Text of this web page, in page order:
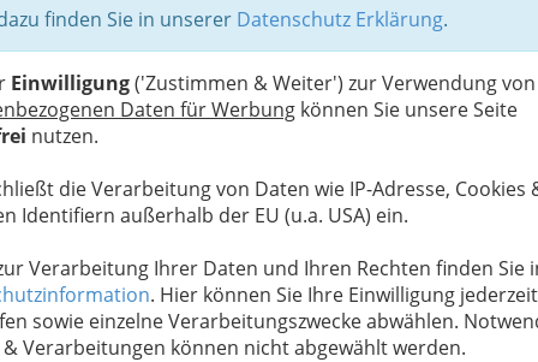
finden Sie in unserer Datenschutz Erklärung.
Einwilligung('Zustimmen & Weiter') zur Verwendung von
Daten für Werbung können Sie unsere Seite
nutzen.
die Verarbeitung von Daten wie IP-Adresse, Cookies
Identifiern außerhalb der EU (u.a. USA) ein.
Verarbeitung Ihrer Daten und Ihren Rechten finden Sie
. Hier können Sie Ihre Einwilligung jederzeit
sowie einzelne Verarbeitungszwecke abwählen.
& Verarbeitungen können nicht abgewählt werden.